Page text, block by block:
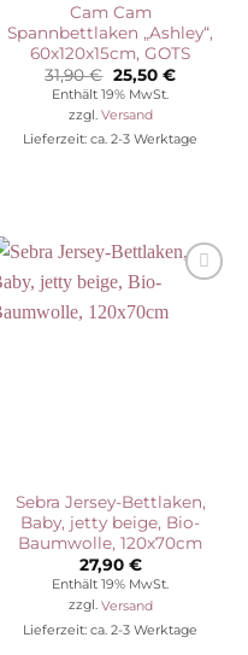
Cam Cam
Spannbettlaken „Ashley“,
60x120x15cm, GOTS
31,90€ Ursprünglicher
Preis
war:
31,90 €
25,50 €Aktueller
Enthält 19% MwSt.
zzgl. Versand
Lieferzeit: ca. 2-3 Werktage
Wunschliste
Sebra Jersey-Bettlaken,
Baby, jetty beige, Bio-
Baumwolle, 120x70cm
27,90 €
Enthält 19% MwSt.
zzgl. Versand
Lieferzeit: ca. 2-3 Werktage